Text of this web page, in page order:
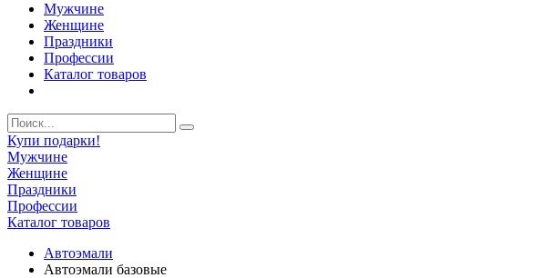
Мужчине
Женщине
Праздники
Профессии
Каталог товаров
Купи подарки!
Мужчине
Женщине
Праздники
Профессии
Каталог товаров
Автоэмали
Автоэмали базовые